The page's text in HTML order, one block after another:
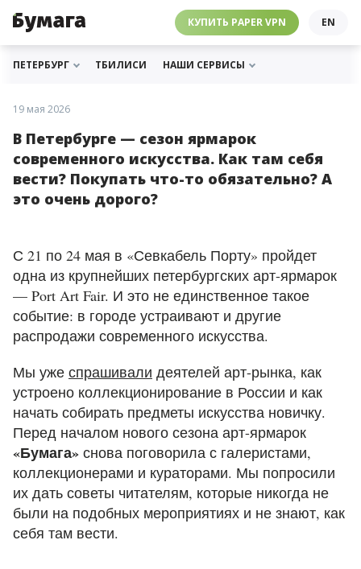
КУПИТЬ PAPER VPN EN
РАССЫЛКИ
МЫ В ИНСТАГРАМЕ
ПОДДЕРЖАТЬ «БУМАГУ»
ПЕТЕРБУРГ ТБИЛИСИ НАШИ СЕРВИСЫ
ЧЕБУРНЕТ
⛔️ ГАЙД ПРО ЧЕБУРНЕТ
МЫ В ТЕЛЕГРАМЕ
PAPER VPN
19 мая 2026
В Петербурге — сезон ярмарок
современного искусства. Как там себя
вести? Покупать что-то обязательно? А
это очень дорого?
С 21 по 24 мая в «Севкабель Порту» пройдет
одна из крупнейших петербургских арт-ярмарок
— Port Art Fair. И это не единственное такое
событие: в городе устраивают и другие
распродажи современного искусства.
Мы уже спрашивали деятелей арт-рынка, как
устроено коллекционирование в России и как
начать собирать предметы искусства новичку.
Перед началом нового сезона арт-ярмарок
«Бумага» снова поговорила с галеристами,
коллекционерами и кураторами. Мы попросили
их дать советы читателям, которые никогда не
были на подобных мероприятиях и не знают, как
себя там вести.